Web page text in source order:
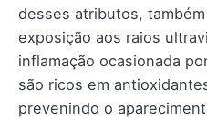
desses atributos,
exposição aos raios
inflamação ocasionada
são ricos em
prevenindo o